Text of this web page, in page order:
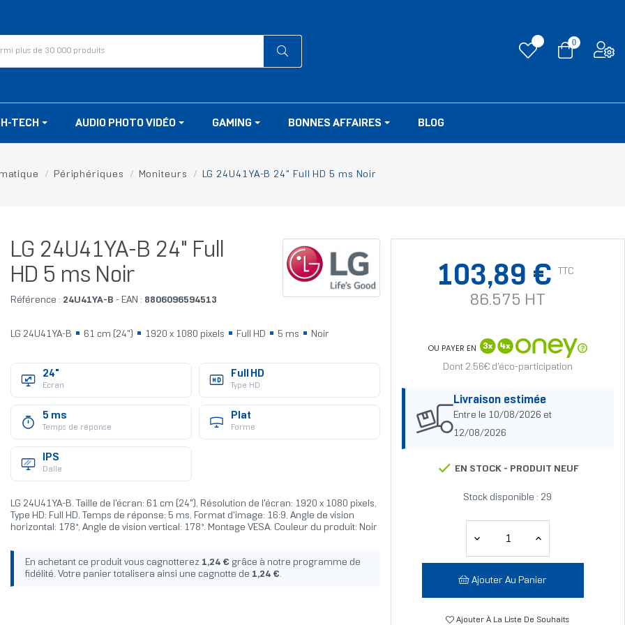
0
TECH AUDIO PHOTO VIDÉO GAMING BONNES AFFAIRES BLOG
Périphériques Moniteurs LG 24U41YA-B 24" Full HD 5 ms Noir
LG 24U41YA-B 24" Full
HD 5 ms Noir
Référence : 24U41YA-B - EAN : 8806096594513
LG 24U41YA-B 61 cm (24") 1920 x 1080 pixels Full HD 5 ms Noir
24"
Ecran
Full HD
Type HD
5 ms
Temps de réponse
Plat
Forme
IPS
Dalle
LG 24U41YA-B. Taille de l'écran: 61 cm (24"), Résolution de l'écran: 1920 x 1080 pixels,
Type HD: Full HD, Temps de réponse: 5 ms, Format d'image: 16:9, Angle de vision
horizontal: 178°, Angle de vision vertical: 178°. Montage VESA. Couleur du produit: Noir
En achetant ce produit vous cagnotterez 1,24 € grâce à notre programme de
fidélité. Votre panier totalisera ainsi une cagnotte de 1,24 €.
103,89 € TTC
86.575 HT
OU PAYER EN
Dont 2.56€ d'éco-participation
Livraison estimée
Entre le 10/08/2026 et
12/08/2026
EN STOCK - PRODUIT NEUF
Stock disponible : 29
Ajouter Au Panier
Ajouter À La Liste De Souhaits